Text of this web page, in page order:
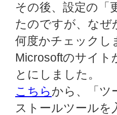
その後、設定の「
たのですが、なぜ
何度かチェックし
Microsoftのサイ
とにしました。
こちらから、「ツ
ストールツールを